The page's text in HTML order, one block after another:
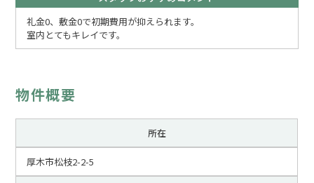
礼金0、敷金0で初期費用が抑えられます。
室内とてもキレイです。
物件概要
所在
厚木市松枝2-2-5